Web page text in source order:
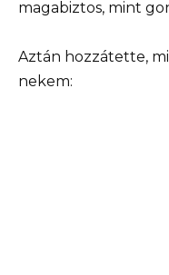
magabiztos, mint
Aztán hozzátette,
nekem: